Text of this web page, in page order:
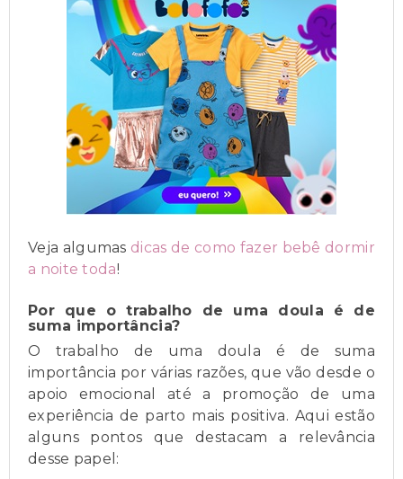
Veja algumas dicas de como fazer bebê dormir
a noite toda!
Por que o trabalho de uma doula é de
suma importância?
O trabalho de uma doula é de suma
importância por várias razões, que vão desde o
apoio emocional até a promoção de uma
experiência de parto mais positiva. Aqui estão
alguns pontos que destacam a relevância
desse papel: